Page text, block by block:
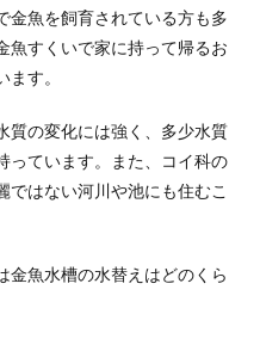
金魚を飼育されている方も多
魚すくいで家に持って帰るお
す。
質の変化には強く、多少水質
っています。また、コイ科の
はない河川や池にも住むこ
金魚水槽の水替えはどのくら